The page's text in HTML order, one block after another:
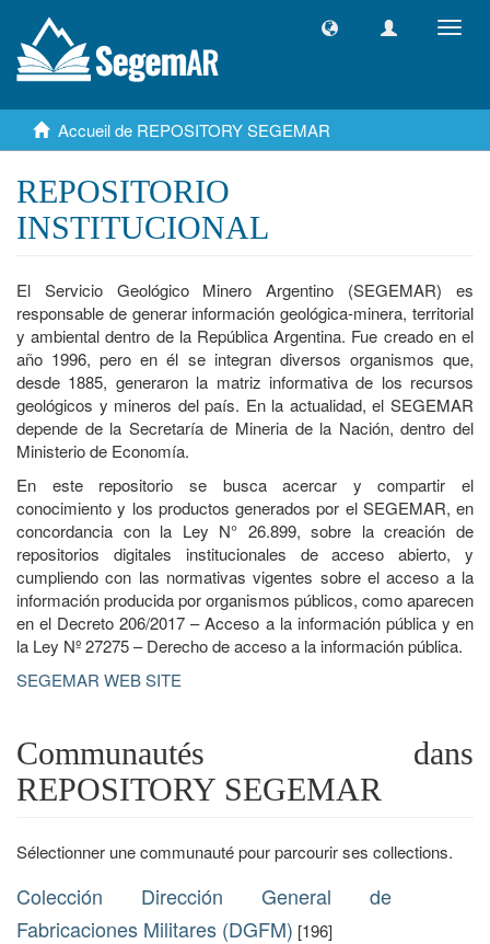
Accueil de REPOSITORY SEGEMAR
REPOSITORIO
INSTITUCIONAL
El Servicio Geológico Minero Argentino (SEGEMAR) es
responsable de generar información geológica-minera, territorial
y ambiental dentro de la República Argentina. Fue creado en el
año 1996, pero en él se integran diversos organismos que,
desde 1885, generaron la matriz informativa de los recursos
geológicos y mineros del país. En la actualidad, el SEGEMAR
depende de la Secretaría de Mineria de la Nación, dentro del
Ministerio de Economía.
En este repositorio se busca acercar y compartir el
conocimiento y los productos generados por el SEGEMAR, en
concordancia con la Ley N° 26.899, sobre la creación de
repositorios digitales institucionales de acceso abierto, y
cumpliendo con las normativas vigentes sobre el acceso a la
información producida por organismos públicos, como aparecen
en el Decreto 206/2017 – Acceso a la información pública y en
la Ley Nº 27275 – Derecho de acceso a la información pública.
SEGEMAR WEB SITE
Communautés dans
REPOSITORY SEGEMAR
Sélectionner une communauté pour parcourir ses collections.
Colección Dirección General de
Fabricaciones Militares (DGFM) [196]